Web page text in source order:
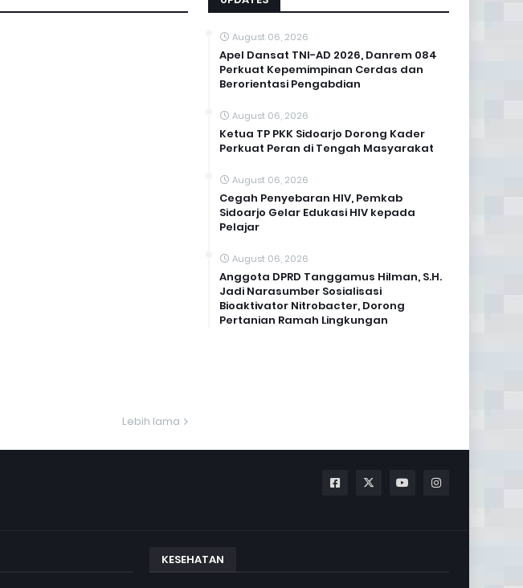
Lebih lama
August 06, 2026
Apel Dansat TNI-AD 2026, Danrem 084
Perkuat Kepemimpinan Cerdas dan
Berorientasi Pengabdian
August 06, 2026
Ketua TP PKK Sidoarjo Dorong Kader
Perkuat Peran di Tengah Masyarakat
August 06, 2026
Cegah Penyebaran HIV, Pemkab
Sidoarjo Gelar Edukasi HIV kepada
Pelajar
August 06, 2026
Anggota DPRD Tanggamus Hilman, S.H.
Jadi Narasumber Sosialisasi
Bioaktivator Nitrobacter, Dorong
Pertanian Ramah Lingkungan
KESEHATAN